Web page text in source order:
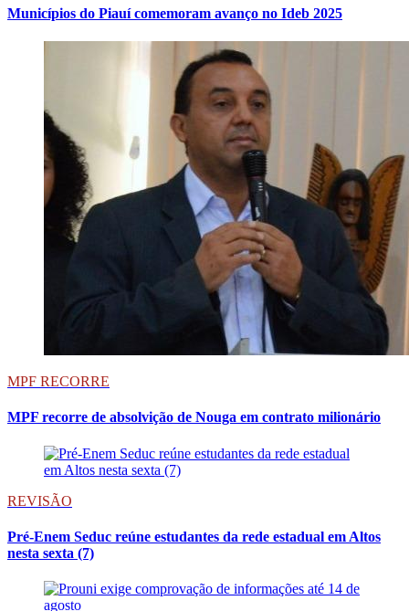
Municípios do Piauí comemoram avanço no Ideb 2025
MPF RECORRE
MPF recorre de absolvição de Nouga em contrato milionário
REVISÃO
Pré-Enem Seduc reúne estudantes da rede estadual em Altos
nesta sexta (7)